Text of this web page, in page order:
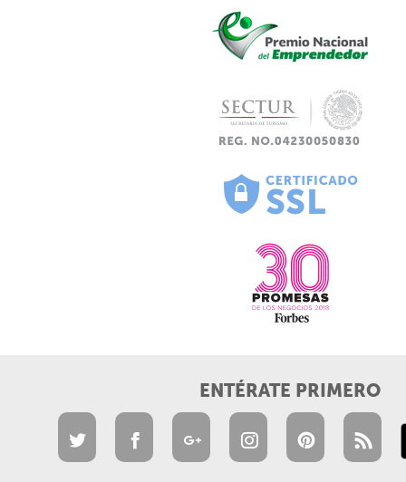
ENTÉRATE PRIMERO